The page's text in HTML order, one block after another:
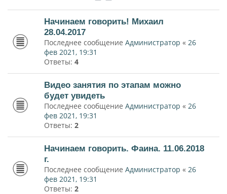
Начинаем говорить! Михаил
28.04.2017
Последнее сообщение Администратор « 26
фев 2021, 19:31
Ответы: 4
Видео занятия по этапам можно
будет увидеть
Последнее сообщение Администратор « 26
фев 2021, 19:31
Ответы: 2
Начинаем говорить. Фаина. 11.06.2018
г.
Последнее сообщение Администратор « 26
фев 2021, 19:31
Ответы: 2